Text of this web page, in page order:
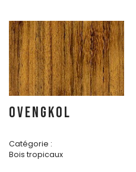
OVENGKOL
Catégorie :
Bois tropicaux